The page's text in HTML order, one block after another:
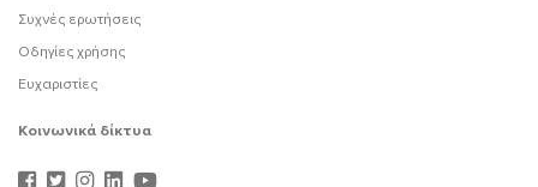
Συχνές ερωτήσεις
Οδηγίες χρήσης
Ευχαριστίες
Κοινωνικά δίκτυα